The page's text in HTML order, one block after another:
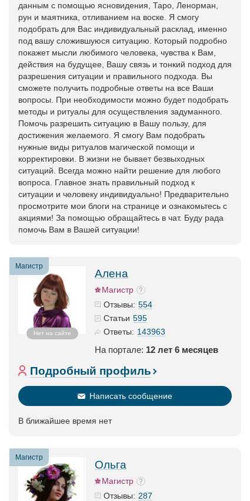
данным с помощью ясновидения, Таро, Ленорман,
рун и маятника, отливанием на воске. Я смогу
подобрать для Вас индивидуальный расклад, именно
под вашу сложившуюся ситуацию. Который подробно
покажет мысли любимого человека, чувства к Вам,
действия на будущее, Вашу связь и тонкий подход для
разрешения ситуации и правильного подхода. Вы
сможете получить подробные ответы на все Ваши
вопросы. При необходимости можно будет подобрать
методы и ритуалы для осуществления задуманного.
Помочь разрешить ситуацию в Вашу пользу, для
достижения желаемого. Я смогу Вам подобрать
нужные виды ритуалов магической помощи и
корректировки. В жизни не бывает безвыходных
ситуаций. Всегда можно найти решение для любого
вопроса. Главное знать правильный подход к
ситуации и человеку индивидуально! Предварительно
просмотрите мои блоги на странице и ознакомьтесь с
акциями! За помощью обращайтесь в чат. Буду рада
помочь Вам в Вашей ситуации!
Магистр
Нет на сайте
Алена
Магистр
Отзывы: 554
Статьи 595
Ответы: 143963
На портале: 12 лет 6 месяцев
Подробный профиль
Написать сообщение
В ближайшее время нет
Магистр
Ольга
Магистр
Отзывы: 287